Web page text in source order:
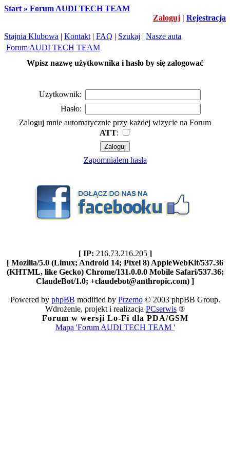
Start » Forum AUDI TECH TEAM
Zaloguj | Rejestracja
Stajnia Klubowa | Kontakt | FAQ | Szukaj | Nasze auta
Forum AUDI TECH TEAM
Wpisz nazwę użytkownika i hasło by się zalogować
Użytkownik:
Hasło:
Zaloguj mnie automatycznie przy każdej wizycie na Forum
ATT:
Zapomniałem hasła
[ IP: 216.73.216.205 ]
[ Mozilla/5.0 (Linux; Android 14; Pixel 8) AppleWebKit/537.36
(KHTML, like Gecko) Chrome/131.0.0.0 Mobile Safari/537.36;
ClaudeBot/1.0; +claudebot@anthropic.com) ]
Powered by phpBB modified by Przemo© 2003 phpBB Group.
Wdrożenie, projekt i realizacja PCserwis ®
Forum w wersji Lo-Fi dla PDA/GSM
Mapa 'Forum AUDI TECH TEAM '